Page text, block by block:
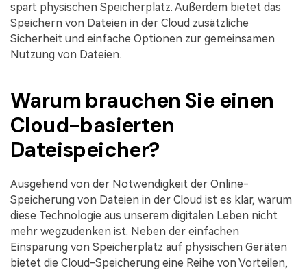
spart physischen Speicherplatz. Außerdem bietet das
Speichern von Dateien in der Cloud zusätzliche
Sicherheit und einfache Optionen zur gemeinsamen
Nutzung von Dateien.
Warum brauchen Sie einen
Cloud-basierten
Dateispeicher?
Ausgehend von der Notwendigkeit der Online-
Speicherung von Dateien in der Cloud ist es klar, warum
diese Technologie aus unserem digitalen Leben nicht
mehr wegzudenken ist. Neben der einfachen
Einsparung von Speicherplatz auf physischen Geräten
bietet die Cloud-Speicherung eine Reihe von Vorteilen,